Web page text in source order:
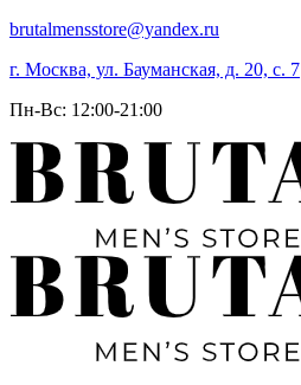
brutalmensstore@yandex.ru
г. Москва, ул. Бауманская, д. 20, с. 7
Пн-Вс: 12:00-21:00